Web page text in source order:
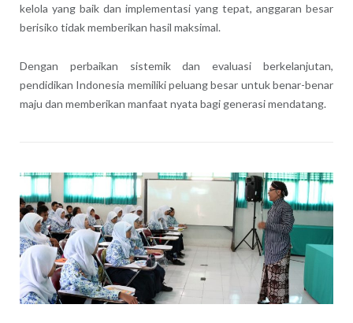
kelola yang baik dan implementasi yang tepat, anggaran besar
berisiko tidak memberikan hasil maksimal.
Dengan perbaikan sistemik dan evaluasi berkelanjutan,
pendidikan Indonesia memiliki peluang besar untuk benar-benar
maju dan memberikan manfaat nyata bagi generasi mendatang.